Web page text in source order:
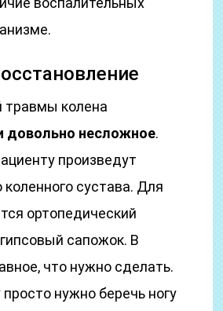
травмы колена
довольно несложное.
произведут
сустава. Для
ортопедический
сапожок. В
что нужно сделать.
нужно беречь ногу